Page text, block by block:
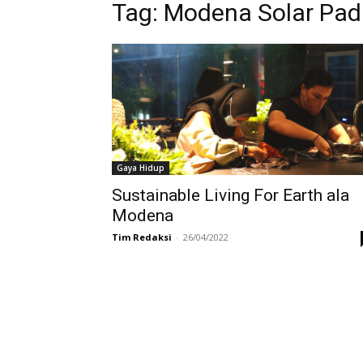
Tag: Modena Solar Pad
Gaya Hidup
Sustainable Living For Earth ala
Modena
Tim Redaksi - 26/04/2022